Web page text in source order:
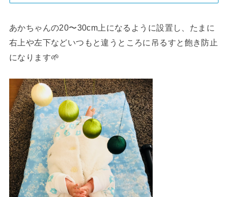
あかちゃんの20〜30cm上になるように設置し、たまに
右上や左下などいつもと違うところに吊るすと飽き防止
になります🌱